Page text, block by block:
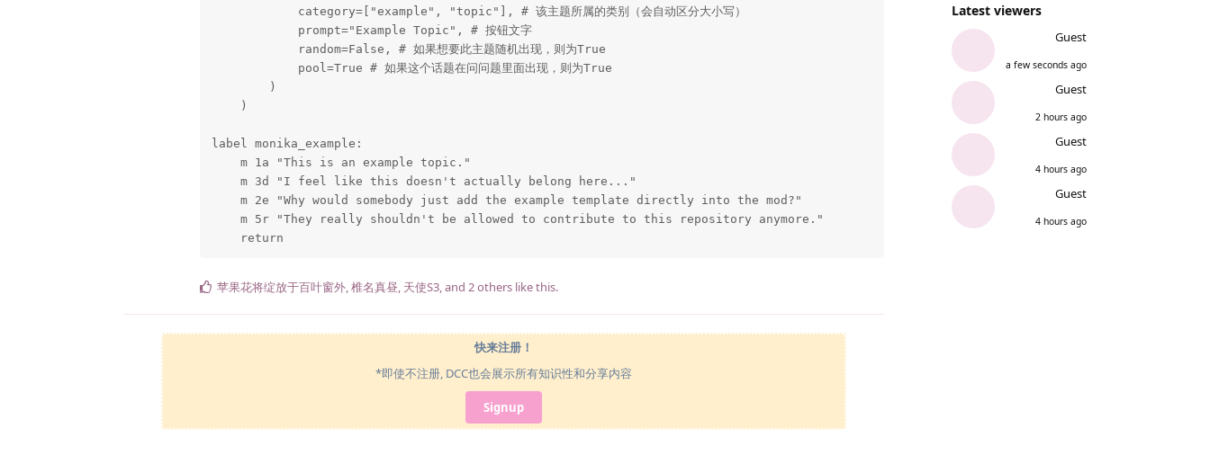
Latest viewers
Guest
a few seconds ago
Guest
2 hours ago
Guest
4 hours ago
Guest
4 hours ago
            category=["example", "topic"], # 该主题所属的类别（会自动区分大小写）
            prompt="Example Topic", # 按钮文字
            random=False, # 如果想要此主题随机出现，则为True
            pool=True # 如果这个话题在问问题里面出现，则为True
        )
    )
label monika_example:
    m 1a "This is an example topic."
    m 3d "I feel like this doesn't actually belong here..."
    m 2e "Why would somebody just add the example template directly into the mod?"
    m 5r "They really shouldn't be allowed to contribute to this repository anymore."
    return
苹果花将绽放于百叶窗外,椎名真昼, 天使S3, and 2others like this.
快来注册！
*即使不注册, DCC也会展示所有知识性和分享内容
Signup